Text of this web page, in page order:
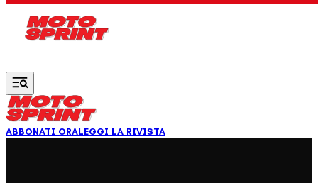
ABBONATI ORALEGGI LA RIVISTA